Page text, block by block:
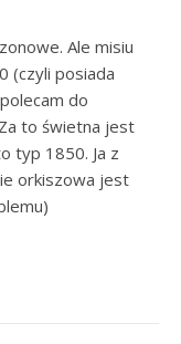
Ale misiu
(czyli posiada
do
to świetna jest
typ 1850. Ja z
orkiszowa jest